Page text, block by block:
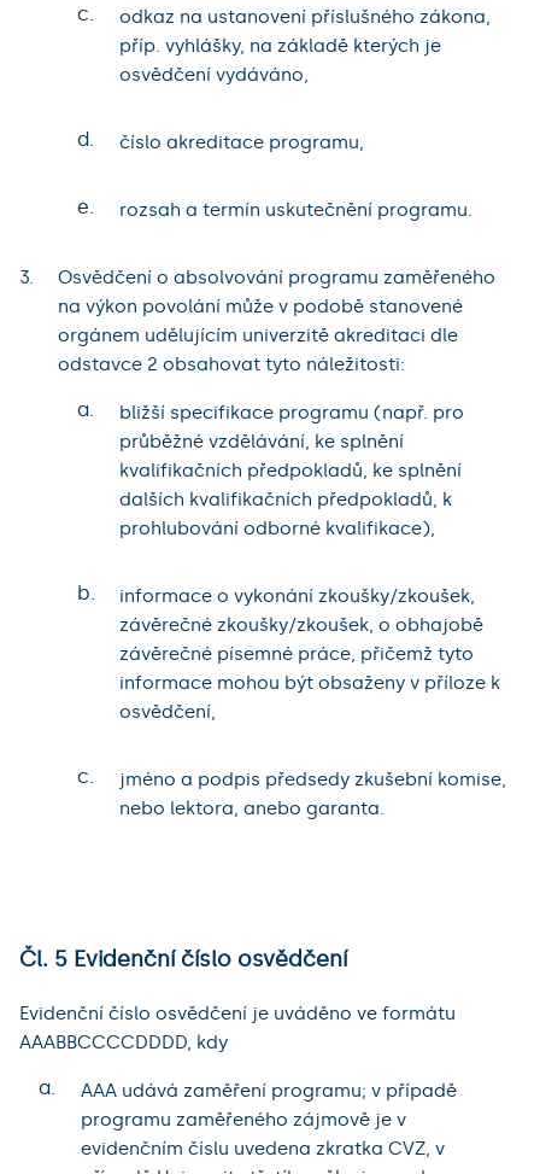
c.
odkaz na ustanovení příslušného zákona,
příp. vyhlášky, na základě kterých je
osvědčení vydáváno,
d. číslo akreditace programu,
e. rozsah a termín uskutečnění programu.
Osvědčení o absolvování programu zaměřeného
na výkon povolání může v podobě stanovené
orgánem udělujícím univerzitě akreditaci dle
odstavce 2 obsahovat tyto náležitosti:
a.
bližší specifikace programu (např. pro
průběžné vzdělávání, ke splnění
kvalifikačních předpokladů, ke splnění
dalších kvalifikačních předpokladů, k
prohlubování odborné kvalifikace),
b.
informace o vykonání zkoušky/zkoušek,
závěrečné zkoušky/zkoušek, o obhajobě
závěrečné písemné práce, přičemž tyto
informace mohou být obsaženy v příloze k
osvědčení,
c.
jméno a podpis předsedy zkušební komise,
nebo lektora, anebo garanta.
Čl. 5 Evidenční číslo osvědčení
Evidenční číslo osvědčení je uváděno ve formátu
AAABBCCCCDDDD, kdy
a.
AAA udává zaměření programu; v případě
programu zaměřeného zájmově je v
evidenčním číslu uvedena zkratka CVZ, v